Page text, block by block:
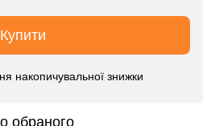
Купити
накопичувальної знижки
обраного